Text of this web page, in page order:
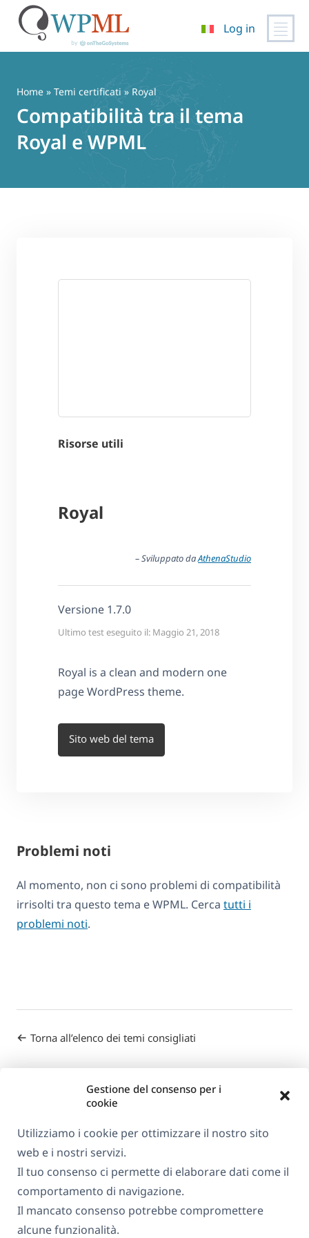
Gestione del consenso per i
cookie
Utilizziamo i cookie per ottimizzare il nostro sito
web e i nostri servizi.
Il tuo consenso ci permette di elaborare dati come il
comportamento di navigazione.
Il mancato consenso potrebbe compromettere
alcune funzionalità.
contenuto
Log in
Home » Temi certificati » Royal
Compatibilità tra il tema
Royal e WPML
Risorse utili
Royal
– Sviluppato daAthenaStudio
Versione 1.7.0
Ultimo test eseguito il: Maggio 21, 2018
Royal is a clean and modern one
page WordPress theme.
Sito web del tema
Problemi noti
Al momento, non ci sono problemi di compatibilità
irrisolti tra questo tema e WPML. Cerca tutti i
problemi noti.
Torna all’elenco dei temi consigliati
GDPR e Informativa sulla Privacy
Unisciti al nostro team(si